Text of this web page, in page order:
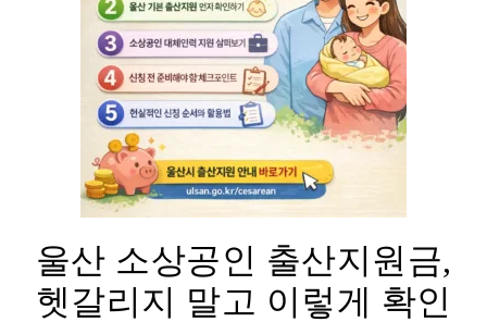
울산 소상공인 출산지원금,
헷갈리지 말고 이렇게 확인